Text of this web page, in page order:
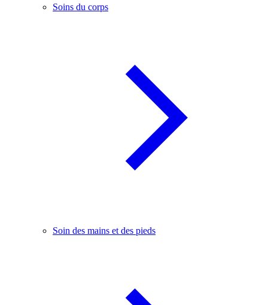
Soins du corps
Soin des mains et des pieds